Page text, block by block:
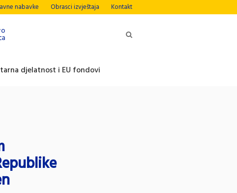
nabavke Obrasci izvještaja Kontakt
djelatnost i EU fondovi